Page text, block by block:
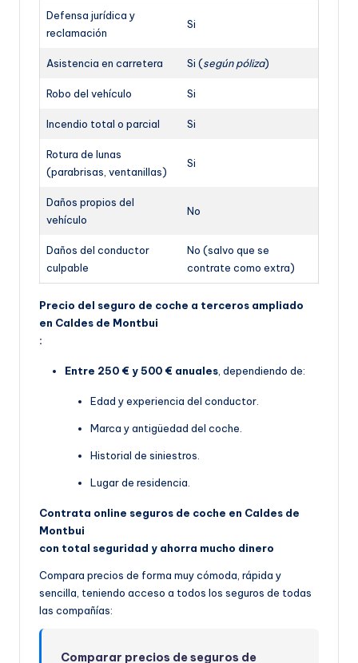
Defensa jurídica y
reclamación
Si
Asistencia en carretera Si (según póliza)
Robo del vehículo Si
Incendio total o parcial Si
Rotura de lunas
(parabrisas, ventanillas)
Si
Daños propios del
vehículo
No
Daños del conductor
culpable
No (salvo que se
contrate como extra)
Precio del seguro de coche a terceros ampliado
en Caldes de Montbui
:
Entre 250 € y 500 € anuales , dependiendo de:
Edad y experiencia del conductor.
Marca y antigüedad del coche.
Historial de siniestros.
Lugar de residencia.
Contrata online seguros de coche en Caldes de
Montbui
con total seguridad y ahorra mucho dinero
Compara precios de forma muy cómoda, rápida y
sencilla, teniendo acceso a todos los seguros de todas
las compañías:
Comparar precios de seguros de